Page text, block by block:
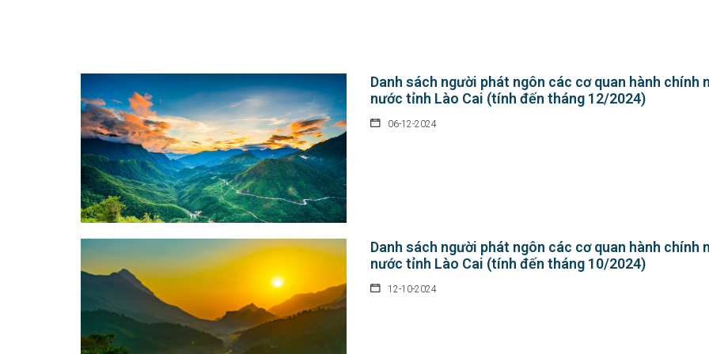
Danh sách người phát ngôn các cơ quan hành chính
nước tỉnh Lào Cai (tính đến tháng 12/2024)
06-12-2024
Danh sách người phát ngôn các cơ quan hành chính
nước tỉnh Lào Cai (tính đến tháng 10/2024)
12-10-2024